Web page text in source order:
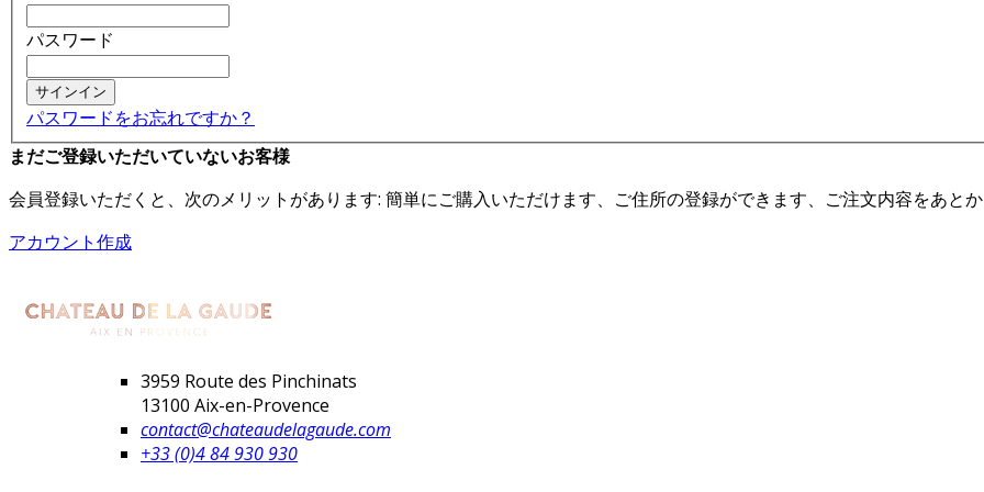
パスワード
サインイン
パスワードをお忘れですか？
まだご登録いただいていないお客様
会員登録いただくと、次のメリットがあります: 簡単にご購入いただけます、ご住所の登録ができます、ご注文内容をあとか
アカウント作成
3959 Route des Pinchinats
13100 Aix-en-Provence
contact@chateaudelagaude.com
+33 (0)4 84 930 930